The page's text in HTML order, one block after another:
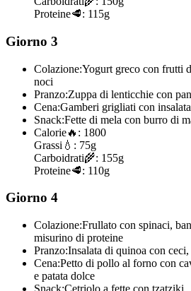
Proteine🥩: 115g
Giorno 3
Colazione:Yogurt greco con frutti
noci
Pranzo:Zuppa di lenticchie con
Cena:Gamberi grigliati con
Snack:Fette di mela con burro di
Calorie🔥: 1800
Grassi 💧: 75g
Carboidrati🌾: 155g
Proteine🥩: 110g
Giorno 4
Colazione:Frullato con spinaci,
misurino di proteine
Pranzo:Insalata di quinoa con
Cena:Petto di pollo al forno con
e patata dolce
Snack:Cetriolo a fette con tzatziki